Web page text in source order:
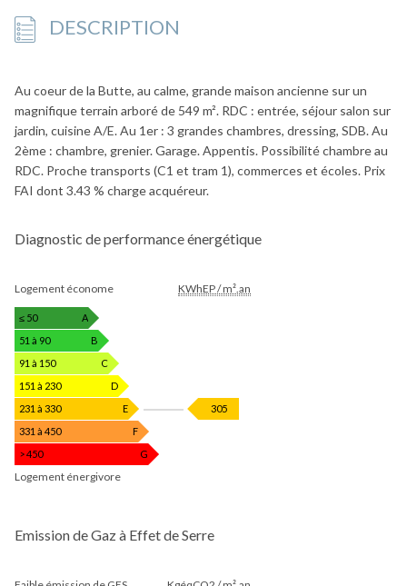
DESCRIPTION
Au coeur de la Butte, au calme, grande maison ancienne sur un
magnifique terrain arboré de 549 m². RDC : entrée, séjour salon sur
jardin, cuisine A/E. Au 1er : 3 grandes chambres, dressing, SDB. Au
2ème : chambre, grenier. Garage. Appentis. Possibilité chambre au
RDC. Proche transports (C1 et tram 1), commerces et écoles. Prix
FAI dont 3.43 % charge acquéreur.
Diagnostic de performance énergétique
DE
PERFORMANCE
ÉNERGÉTIQUE
Logement économe KWhEP / m².an
≤ 50
A
51 à 90
B
91 à 150
C
151 à 230
D
231 à 330
E
331 à 450
F
> 450
G
305KWhEP
Logement énergivore
Emission de Gaz à Effet de Serre